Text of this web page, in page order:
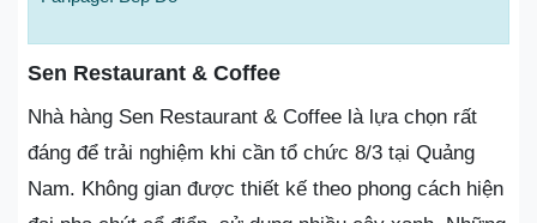
Sen Restaurant & Coffee
Nhà hàng Sen Restaurant & Coffee là lựa chọn rất
đáng để trải nghiệm khi cần tổ chức 8/3 tại Quảng
Nam. Không gian được thiết kế theo phong cách hiện